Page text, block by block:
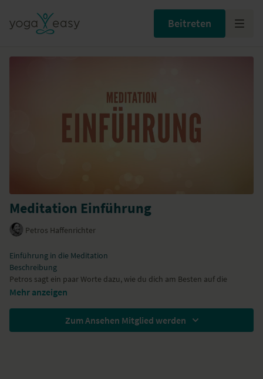
Beitreten
Meditation Einführung
Petros Haffenrichter
Einführung in die Meditation
Beschreibung
Petros sagt ein paar Worte dazu, wie du dich am Besten auf die
Meditationen vorbereitest und was dich in den kommenden Wochen
Besten einrichtest.
Mehr anzeigen
Zum Ansehen Mitglied werden